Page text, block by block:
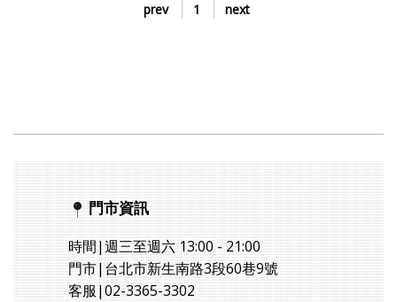
prev 1 next
門市資訊
時間|週三至週六 13:00 - 21:00
門市|台北市新生南路3段60巷9號
客服|02-3365-3302